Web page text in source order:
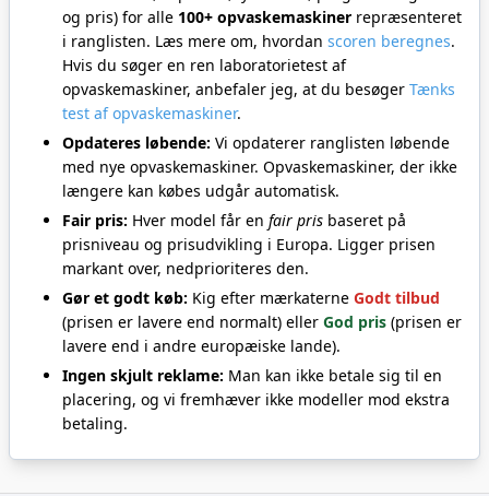
og pris) for alle 100+ opvaskemaskiner repræsenteret
i ranglisten. Læs mere om, hvordan scoren beregnes.
Hvis du søger en ren laboratorietest af
opvaskemaskiner, anbefaler jeg, at du besøger Tænks
test af opvaskemaskiner.
Opdateres løbende: Vi opdaterer ranglisten løbende
med nye opvaskemaskiner. Opvaskemaskiner, der ikke
længere kan købes udgår automatisk.
Fair pris: Hver model får en fair pris baseret på
prisniveau og prisudvikling i Europa. Ligger prisen
markant over, nedprioriteres den.
Gør et godt køb: Kig efter mærkaterne Godt tilbud
(prisen er lavere end normalt) eller God pris (prisen er
lavere end i andre europæiske lande).
Ingen skjult reklame: Man kan ikke betale sig til en
placering, og vi fremhæver ikke modeller mod ekstra
betaling.